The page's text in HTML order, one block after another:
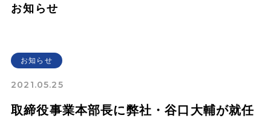
お知らせ
お知らせ
2021.05.25
取締役事業本部長に弊社・谷口大輔が就任